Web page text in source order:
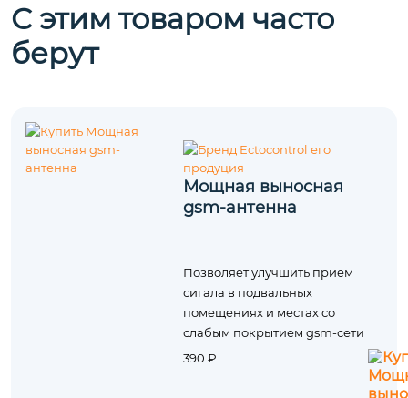
С этим товаром часто
берут
Мощная выносная
gsm-антенна
Позволяет улучшить прием
сигала в подвальных
помещениях и местах со
слабым покрытием gsm-сети
390 ₽